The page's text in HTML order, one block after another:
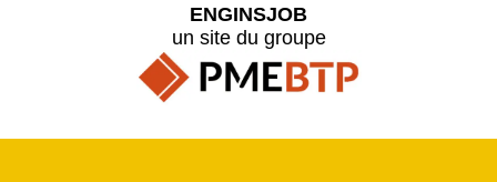
ENGINSJOB
un site du groupe